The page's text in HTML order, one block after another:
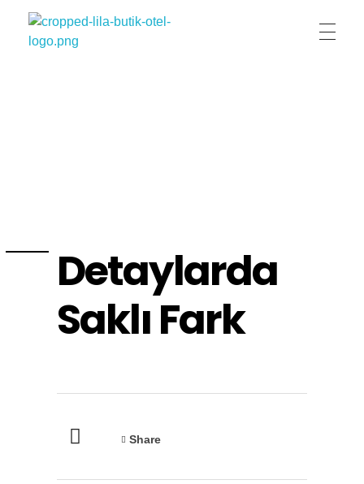
Detaylarda
Saklı Fark
Share